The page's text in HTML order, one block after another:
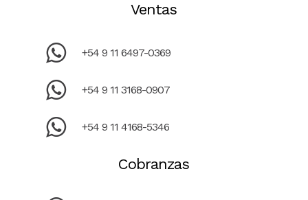
Ventas
+54 9 11 6497-0369
+54 9 11 3168-0907
+54 9 11 4168-5346
Cobranzas